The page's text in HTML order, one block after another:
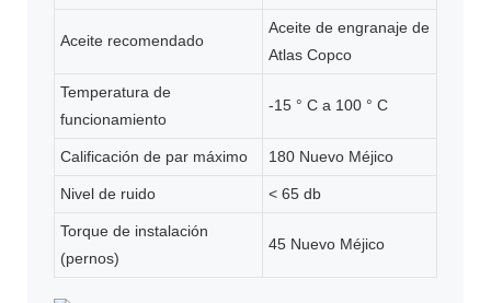
Aceite recomendado
Aceite de engranaje de
Atlas Copco
Temperatura de
funcionamiento
-15 ° C a 100 ° C
Calificación de par máximo 180 Nuevo Méjico
Nivel de ruido < 65 db
Torque de instalación
(pernos)
45 Nuevo Méjico